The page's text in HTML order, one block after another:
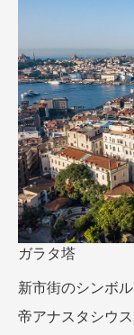
ガラタ塔
新市街のシンボ
帝アナスタシウ